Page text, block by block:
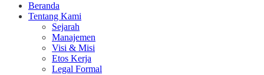
Beranda
Tentang Kami
Sejarah
Manajemen
Visi & Misi
Etos Kerja
Legal Formal